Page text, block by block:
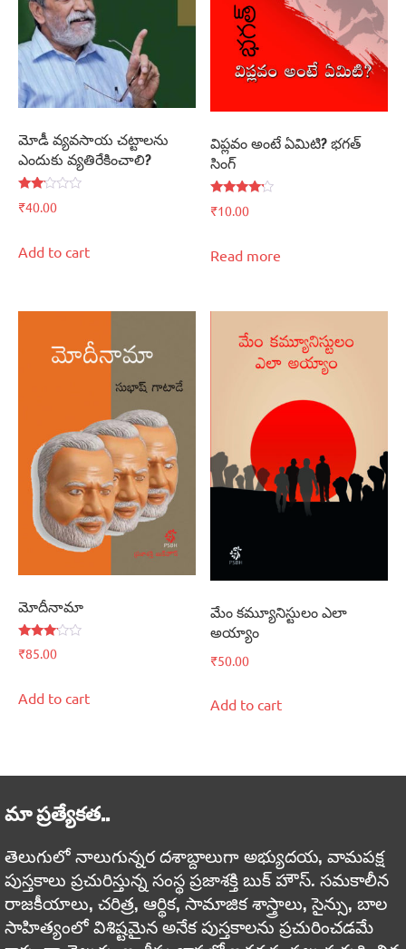
మోడీ వ్యవసాయ చట్టాలను
ఎందుకు వ్యతిరేకించాలి?
Rated
2.00
₹40.00
Add to cart
విప్లవం అంటే ఏమిటి? భగత్‌
సింగ్‌
Rated
4.00
₹10.00
Read more
మోదీనామా
Rated
3.00
₹85.00
Add to cart
మేం కమ్యూనిస్టులం ఎలా
అయ్యాం
₹50.00
Add to cart
మా ప్రత్యేకత..
తెలుగులో నాలుగున్నర దశాబ్దాలుగా అభ్యుదయ, వామపక్ష
పుస్తకాలు ప్రచురిస్తున్న సంస్థ ప్రజాశక్తి బుక్ హౌస్. సమకాలీన
రాజకీయాలు, చరిత్ర, ఆర్థిక, సామాజిక శాస్త్రాలు, సైన్సు, బాల
సాహిత్యంలో విశిష్టమైన అనేక పుస్తకాలను ప్రచురించడమే